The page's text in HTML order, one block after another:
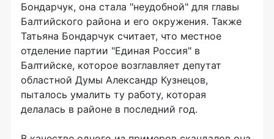
Бондарчук, она стала "неудобной" для главы
Балтийского района и его окружения. Также
Татьяна Бондарчук считает, что местное
отделение партии "Единая Россия" в
Балтийске, которое возглавляет депутат
областной Думы Александр Кузнецов,
пыталось умалить ту работу, которая
делалась в районе в последний год.